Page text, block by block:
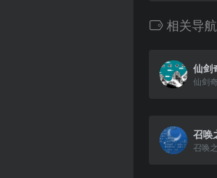
相关导航